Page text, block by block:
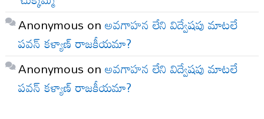
Anonymous onఅవగాహన లేని విద్వేషపు మాటలే
పవన్ కళ్యాణ్ రాజకీయమా?
Anonymous onఅవగాహన లేని విద్వేషపు మాటలే
పవన్ కళ్యాణ్ రాజకీయమా?